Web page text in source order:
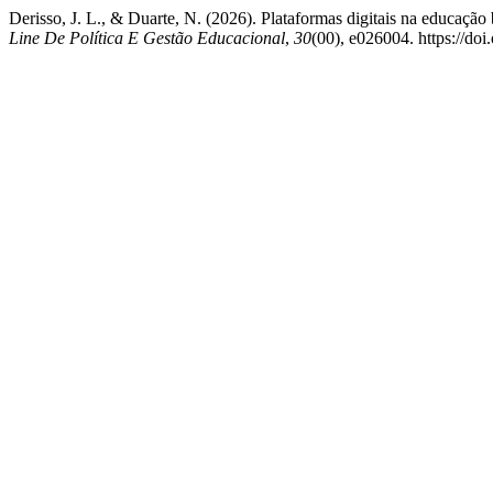
Derisso, J. L., & Duarte, N. (2026). Plataformas digitais na
Line De Política E Gestão Educacional, 30(00), e026004. https://